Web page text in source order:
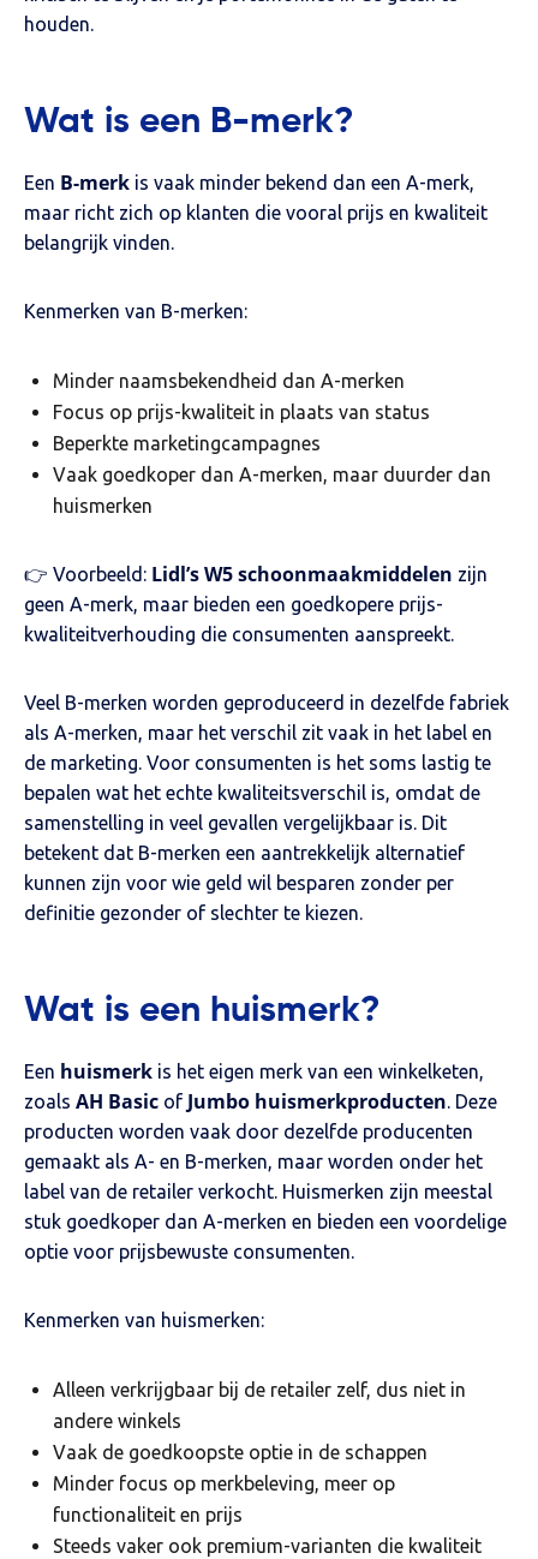
houden.
Wat is een B-merk?
Een B-merk is vaak minder bekend dan een A-merk,
maar richt zich op klanten die vooral prijs en kwaliteit
belangrijk vinden.
Kenmerken van B-merken:
Minder naamsbekendheid dan A-merken
Focus op prijs-kwaliteit in plaats van status
Beperkte marketingcampagnes
Vaak goedkoper dan A-merken, maar duurder dan
huismerken
👉 Voorbeeld: Lidl’s W5 schoonmaakmiddelen zijn
geen A-merk, maar bieden een goedkopere prijs-
kwaliteitverhouding die consumenten aanspreekt.
Veel B-merken worden geproduceerd in dezelfde fabriek
als A-merken, maar het verschil zit vaak in het label en
de marketing. Voor consumenten is het soms lastig te
bepalen wat het echte kwaliteitsverschil is, omdat de
samenstelling in veel gevallen vergelijkbaar is. Dit
betekent dat B-merken een aantrekkelijk alternatief
kunnen zijn voor wie geld wil besparen zonder per
definitie gezonder of slechter te kiezen.
Wat is een huismerk?
Een huismerk is het eigen merk van een winkelketen,
zoals AH Basic of Jumbo huismerkproducten. Deze
producten worden vaak door dezelfde producenten
gemaakt als A- en B-merken, maar worden onder het
label van de retailer verkocht. Huismerken zijn meestal
stuk goedkoper dan A-merken en bieden een voordelige
optie voor prijsbewuste consumenten.
Kenmerken van huismerken:
Alleen verkrijgbaar bij de retailer zelf, dus niet in
andere winkels
Vaak de goedkoopste optie in de schappen
Minder focus op merkbeleving, meer op
functionaliteit en prijs
Steeds vaker ook premium-varianten die kwaliteit